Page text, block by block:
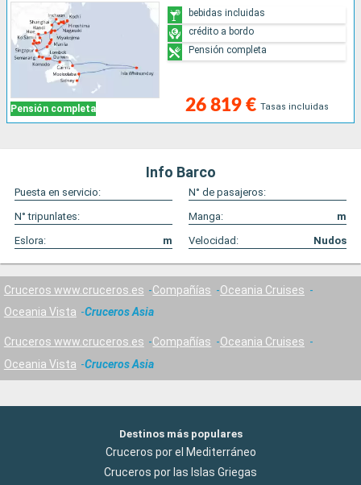
Pensión completa 26 819 € Tasas incluidas
bebidas incluidas
crédito a bordo
Pensión completa
Info Barco
Puesta en servicio:
N° de pasajeros:
N° tripunlates:
Manga:
m
Eslora:
m Velocidad: Nudos
Cruceros www.cruceros.es Compañías
Oceania Cruises
Oceania Vista
Cruceros Asia
Cruceros www.cruceros.es Compañías
Oceania Cruises
Oceania Vista
Cruceros Asia
Destinos más populares
Cruceros por el Mediterráneo
Cruceros por las Islas Griegas